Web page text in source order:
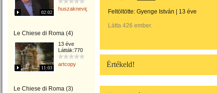
02:02
huszaknevighgabriella
Le Chiese di Roma (4)
11:03
13 éve
Látták:770
artcopy
Le Chiese di Roma (3)
Feltöltötte: Gyenge István 13 éve
Látta 426 ember.
Értékeld!